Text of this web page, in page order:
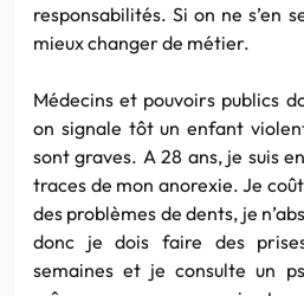
responsabilités. Si on ne s’en
mieux changer de métier.
Médecins et pouvoirs publics
on signale tôt un enfant
sont graves. A 28 ans, je suis
traces de mon anorexie. Je
des problèmes de dents, je
donc je dois faire des
semaines et je consulte un